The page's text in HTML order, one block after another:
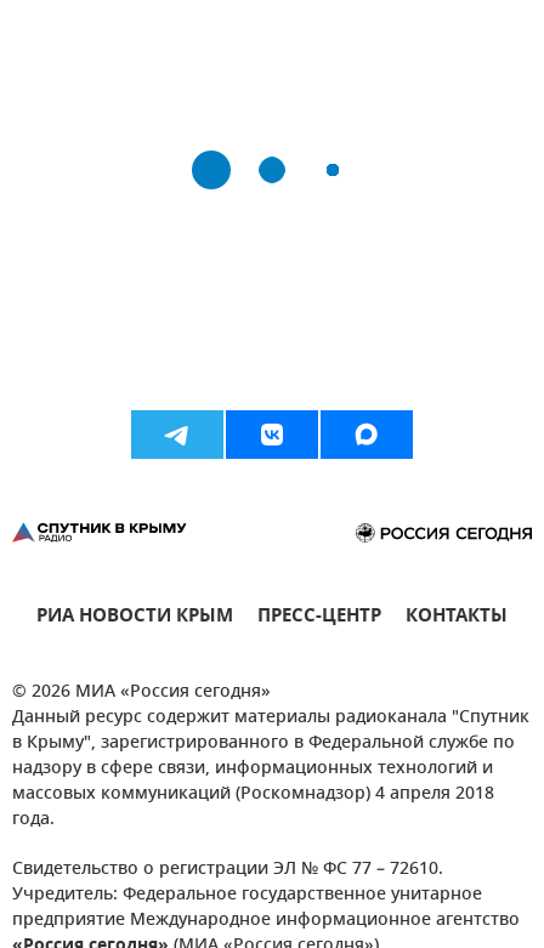
РИА НОВОСТИ КРЫМ ПРЕСС-ЦЕНТР КОНТАКТЫ
© 2026 МИА «Россия сегодня»
Данный ресурс содержит материалы радиоканала "Спутник
в Крыму", зарегистрированного в Федеральной службе по
надзору в сфере связи, информационных технологий и
массовых коммуникаций (Роскомнадзор) 4 апреля 2018
года.
Свидетельство о регистрации ЭЛ № ФС 77 – 72610.
Учредитель: Федеральное государственное унитарное
предприятие Международное информационное агентство